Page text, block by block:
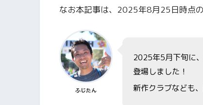
なお本記事は、2025年8月25日時点
ふじたん
2025年5月下旬に
登場しました！
新作クラブなども